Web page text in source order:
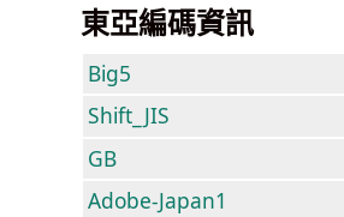
東亞編碼資訊
Big5
Shift_JIS
GB
Adobe-Japan1